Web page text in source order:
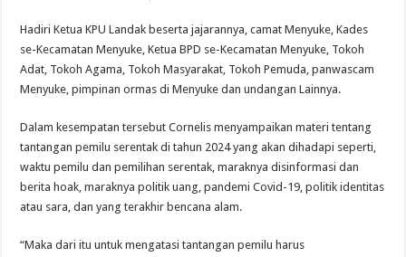
Hadiri Ketua KPU Landak beserta jajarannya, camat Menyuke, Kades
se-Kecamatan Menyuke, Ketua BPD se-Kecamatan Menyuke, Tokoh
Adat, Tokoh Agama, Tokoh Masyarakat, Tokoh Pemuda, panwascam
Menyuke, pimpinan ormas di Menyuke dan undangan Lainnya.
Dalam kesempatan tersebut Cornelis menyampaikan materi tentang
tantangan pemilu serentak di tahun 2024 yang akan dihadapi seperti,
waktu pemilu dan pemilihan serentak, maraknya disinformasi dan
berita hoak, maraknya politik uang, pandemi Covid-19, politik identitas
atau sara, dan yang terakhir bencana alam.
“Maka dari itu untuk mengatasi tantangan pemilu harus